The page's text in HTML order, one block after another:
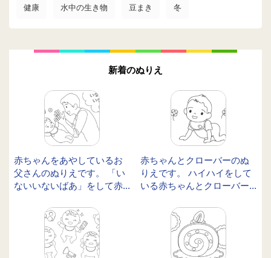
健康 水中の生き物 豆まき 冬
新着のぬりえ
赤ちゃんをあやしているお
父さんのぬりえです。 「い
ないいないばあ」をして赤...
赤ちゃんとクローバーのぬ
りえです。 ハイハイをして
いる赤ちゃんとクローバー...